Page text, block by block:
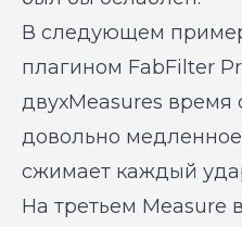
В следующем
плагином FabFilter
двухMeasures время
довольно
сжимает каждый
На третьем Measure